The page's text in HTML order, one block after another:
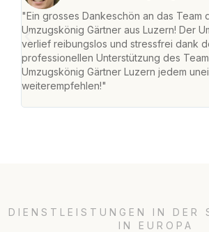
"Ein grosses Dankeschön an das Team
Umzugskönig Gärtner aus Luzern! Der
verlief reibungslos und stressfrei dank
professionellen Unterstützung des
Umzugskönig Gärtner Luzern jedem
weiterempfehlen!"
DIENSTLEISTUNGEN IN DER
IN EUROPA